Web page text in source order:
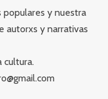
populares y nuestra
autorxs y narrativas
cultura.